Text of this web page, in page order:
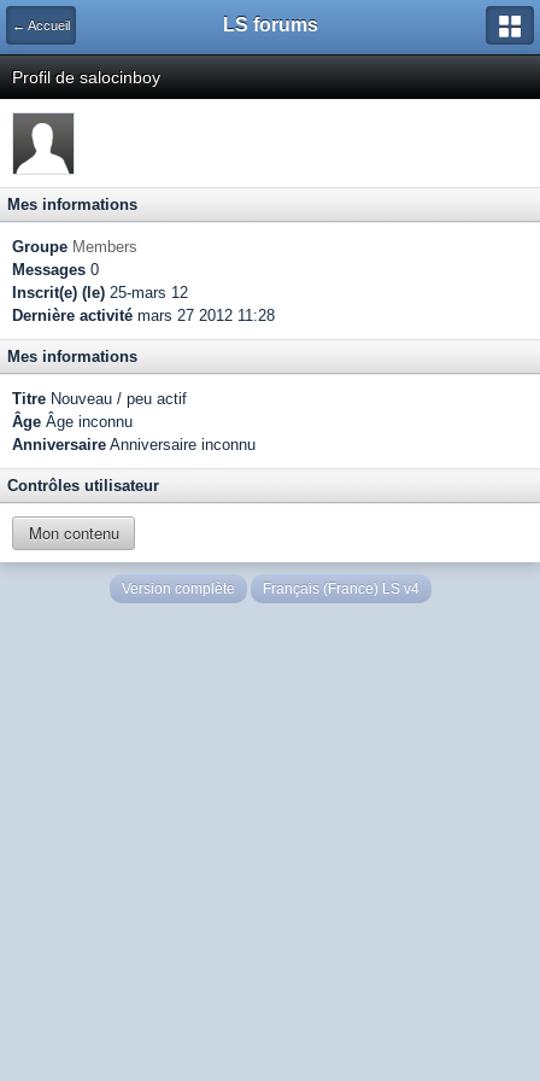
← Accueil LS forums
Profil de salocinboy
Mes informations
Groupe Members
Messages 0
Inscrit(e) (le) 25-mars 12
Dernière activité mars 27 2012 11:28
Mes informations
Titre Nouveau / peu actif
Âge Âge inconnu
Anniversaire Anniversaire inconnu
Contrôles utilisateur
Mon contenu
Version complète Français (France) LS v4